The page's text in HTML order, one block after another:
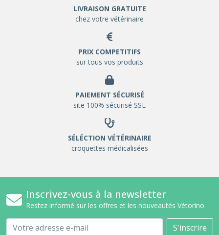
LIVRAISON GRATUITE
chez votre vétérinaire
PRIX COMPETITIFS
sur tous vos produits
PAIEMENT SÉCURISÉ
site 100% sécurisé SSL
SÉLÉCTION VÉTÉRINAIRE
croquettes médicalisées
Inscrivez-vous à la newsletter
Restez informé sur les offres et les nouveautés Vétorino
Email S'inscrire